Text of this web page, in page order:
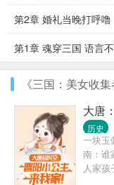
第2章 婚礼当晚打呼噜
第1章 魂穿三国 语言
《三国：美女收
大唐
历史
一块玉
南：
人家